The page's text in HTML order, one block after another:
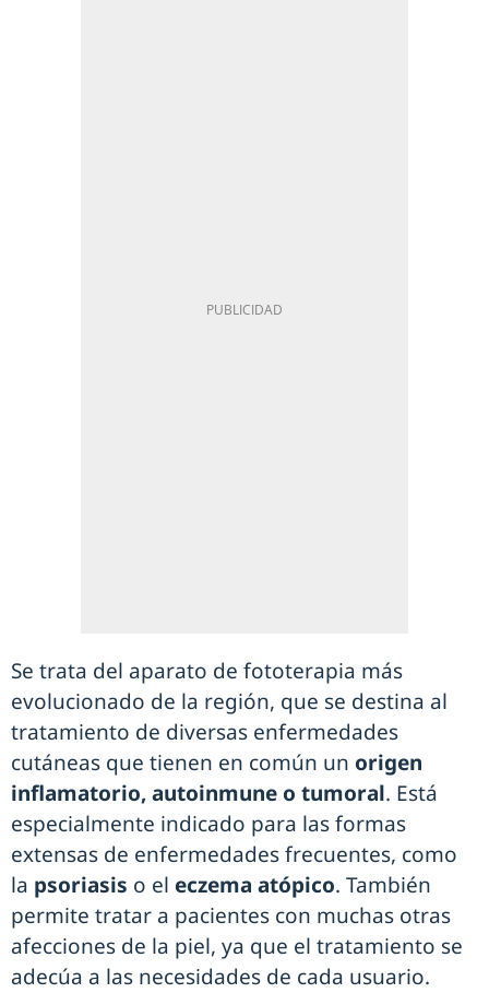
Se trata del aparato de fototerapia más
evolucionado de la región, que se destina al
tratamiento de diversas enfermedades
cutáneas que tienen en común un origen
inflamatorio, autoinmune o tumoral. Está
especialmente indicado para las formas
extensas de enfermedades frecuentes, como
la psoriasis o el eczema atópico. También
permite tratar a pacientes con muchas otras
afecciones de la piel, ya que el tratamiento se
adecúa a las necesidades de cada usuario.